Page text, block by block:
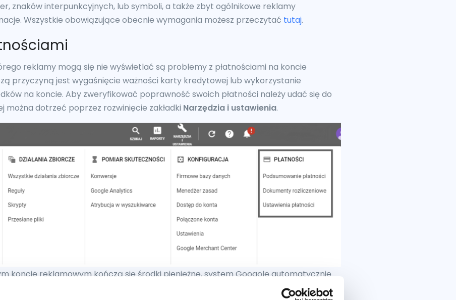
znaków interpunkcyjnych, lub symboli, a także zbyt ogólnikowe reklamy
Wszystkie obowiązujące obecnie wymagania możesz przeczytać tutaj.
reklamy mogą się nie wyświetlać są problemy z płatnościami na koncie
przyczyną jest wygaśnięcie ważności karty kredytowej lub wykorzystanie
na koncie. Aby zweryfikować poprawność swoich płatności należy udać się do
można dotrzeć poprzez rozwinięcie zakładki Narzędzia i ustawienia.
koncie reklamowym kończą się środki pieniężne, system Googole automatycznie
W takim przypadku w powiadomieniach panelu Google Ads wyświetla się nam